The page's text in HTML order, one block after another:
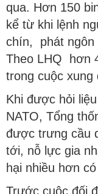
qua. Hơn 150
kể từ khi lệnh
chín, phát ngôn
Theo LHQ hơn
trong cuộc xung
Khi được hỏi
NATO, Tổng
được trưng cầu
tới, nỗ lực gia
hại nhiều hơn có
Trước cuộc đối